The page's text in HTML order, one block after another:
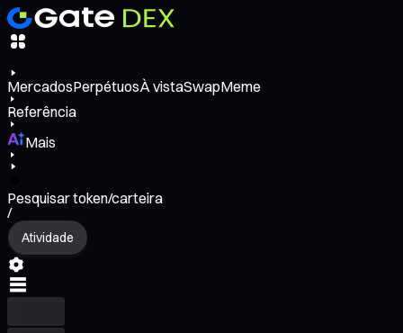
MercadosPerpétuosÀ vistaSwapMeme
Referência
Mais
Pesquisar token/carteira
/
Atividade